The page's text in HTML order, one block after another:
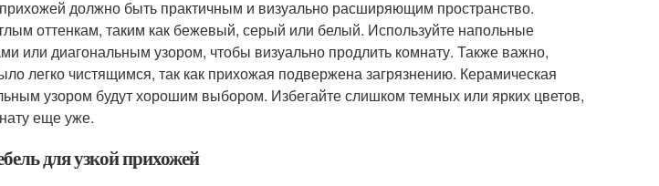
должно быть практичным и визуально расширяющим пространство.
оттенкам, таким как бежевый, серый или белый. Используйте напольные
или диагональным узором, чтобы визуально продлить комнату. Также важно,
легко чистящимся, так как прихожая подвержена загрязнению. Керамическая
узором будут хорошим выбором. Избегайте слишком темных или ярких цветов,
еще уже.
для узкой прихожей